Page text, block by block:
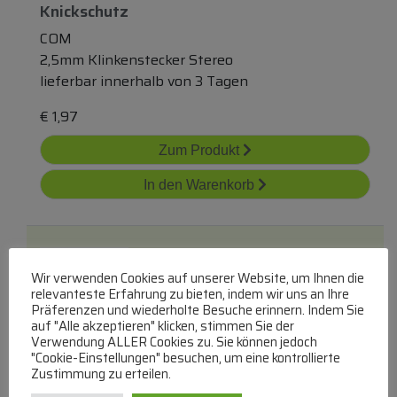
Knickschutz
COM
2,5mm Klinkenstecker Stereo
lieferbar innerhalb von 3 Tagen
€ 1,97
Zum Produkt
In den Warenkorb
Np3x 3-Poliger 6,35mm Klinkenstecker
NEUTRIK
Wir verwenden Cookies auf unserer Website, um Ihnen die
relevanteste Erfahrung zu bieten, indem wir uns an Ihre
Präferenzen und wiederholte Besuche erinnern. Indem Sie
auf "Alle akzeptieren" klicken, stimmen Sie der
Verwendung ALLER Cookies zu. Sie können jedoch
"Cookie-Einstellungen" besuchen, um eine kontrollierte
Zustimmung zu erteilen.